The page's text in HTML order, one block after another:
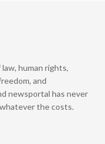
human rights,
and
newsportal has never
the costs.